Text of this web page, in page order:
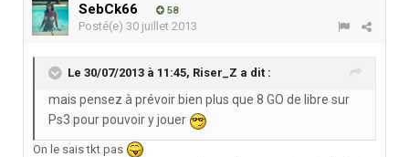
SebCk66 58
Posté(e) 30 juillet 2013
Le 30/07/2013 à 11:45, Riser_Z a dit :
mais pensez à prévoir bien plus que 8 GO de libre sur
Ps3 pour pouvoir y jouer
On le sais tkt pas